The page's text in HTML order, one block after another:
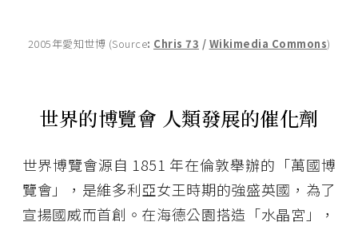
2005年愛知世博 (Source: Chris 73 / Wikimedia Commons)
世界的博覽會 人類發展的催化劑
世界博覽會源自 1851 年在倫敦舉辦的「萬國博
覽會」，是維多利亞女王時期的強盛英國，為了
宣揚國威而首創。在海德公園搭造「水晶宮」，